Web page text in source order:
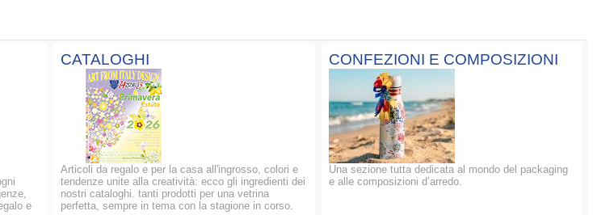
e
CATALOGHI
Articoli da regalo e per la casa all'ingrosso, colori e
tendenze unite alla creatività: ecco gli ingredienti dei
nostri cataloghi. tanti prodotti per una vetrina
perfetta, sempre in tema con la stagione in corso.
CONFEZIONI E COMPOSIZIONI
Una sezione tutta dedicata al mondo del packaging
e alle composizioni d’arredo.